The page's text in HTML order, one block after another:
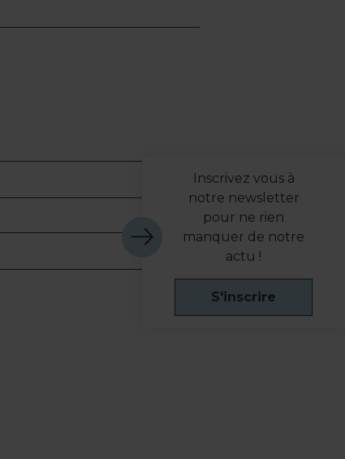
Inscrivez vous à
notre newsletter
pour ne rien
manquer de notre
actu !
S'inscrire